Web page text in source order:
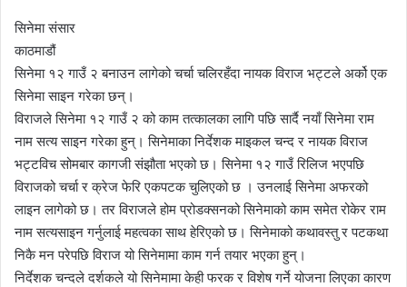
सिनेमा संसार
काठमाडौं
सिनेमा १२ गाउँ २ बनाउन लागेको चर्चा चलिरहँदा नायक विराज भट्टले अर्को एक
सिनेमा साइन गरेका छन्।
विराजले सिनेमा १२ गाउँ २ को काम तत्कालका लागि पछि सार्दै नयाँ सिनेमा राम
नाम सत्य साइन गरेका हुन्। सिनेमाका निर्देशक माइकल चन्द र नायक विराज
भट्टविच सोमबार कागजी संझौता भएको छ। सिनेमा १२ गाउँ रिलिज भएपछि
विराजको चर्चा र क्रेज फेरि एकपटक चुलिएको छ । उनलाई सिनेमा अफरको
लाइन लागेको छ। तर विराजले होम प्रोडक्सनको सिनेमाको काम समेत रोकेर राम
नाम सत्यसाइन गर्नुलाई महत्वका साथ हेरिएको छ। सिनेमाको कथावस्तु र पटकथा
निकै मन परेपछि विराज यो सिनेमामा काम गर्न तयार भएका हुन्।
निर्देशक चन्दले दर्शकले यो सिनेमामा केही फरक र विशेष गर्ने योजना लिएका कारण